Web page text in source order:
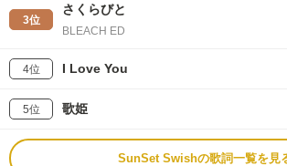
3位
さくらびと
BLEACH ED
4位 I Love You
5位 歌姫
SunSet Swishの歌詞一覧を見